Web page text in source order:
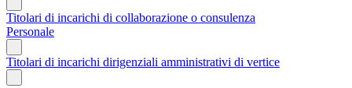
Titolari di incarichi di collaborazione o consulenza
Personale
Titolari di incarichi dirigenziali amministrativi di vertice